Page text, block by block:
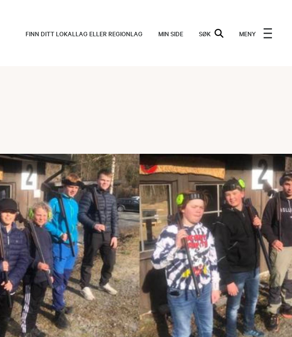
FINN DITT LOKALLAG ELLER REGIONLAG MIN SIDE SØK MENY